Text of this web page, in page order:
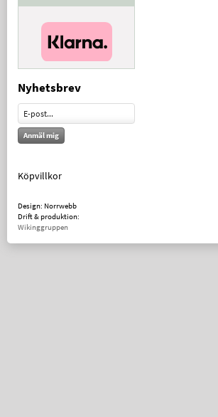
Nyhetsbrev
Anmäl mig
Köpvillkor
Design: Norrwebb
Drift & produktion:
Wikinggruppen